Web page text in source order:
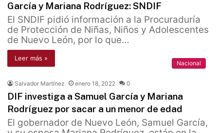
García y Mariana Rodríguez: SNDIF
El SNDIF pidió información a la Procuraduría
de Protección de Niñas, Niños y Adolescentes
de Nuevo León, por lo que…
Leer más »
Nacional
Salvador Martínez enero 18, 2022 0
DIF investiga a Samuel García y Mariana
Rodríguez por sacar a un menor de edad
El gobernador de Nuevo León, Samuel García,